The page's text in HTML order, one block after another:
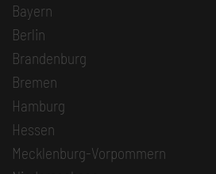
Bayern
Berlin
Brandenburg
Bremen
Hamburg
Hessen
Mecklenburg-Vorpommern